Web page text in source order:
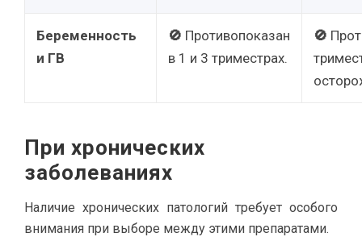
Беременность
и ГВ
🚫 Противопоказан
в 1 и 3 триместрах.
🚫
При хронических
заболеваниях
Наличие хронических патологий требует особого
внимания при выборе между этими препаратами.